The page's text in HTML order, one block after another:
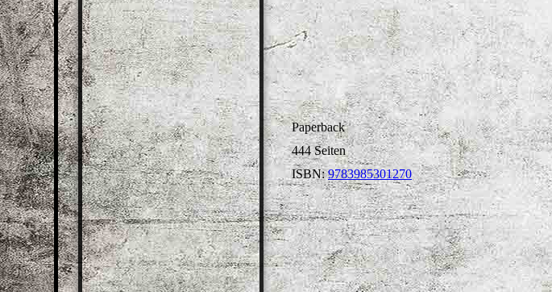
Paperback
444 Seiten
ISBN:9783985301270